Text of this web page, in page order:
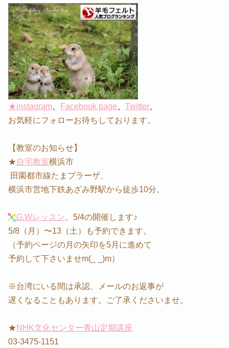
★instagram Facebook page Twitter
お気軽にフォローお待ちしております。
【教室のお知らせ】
★自宅教室横浜市
田園都市線たまプラーザ、
横浜市営地下鉄あざみ野駅から徒歩10分。
G.Wレッスン 、5/4の開催します♪
5/8（月）〜13（土）も予約できます。
（予約ページの月の矢印を5月に進めて
予約して下さいませm(_ _)m）
※台湾にいる間は承認、メールのお返事が
遅くなることもあります。ご了承くださいませ。
★NHK文化センター青山定期講座
03-3475-1151